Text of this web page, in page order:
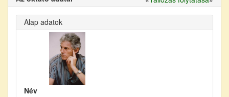
Alap adatok
Név